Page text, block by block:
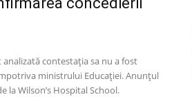
contestația sa nu a fost
ministrului Educației. Anunțul
la Wilson’s Hospital School.